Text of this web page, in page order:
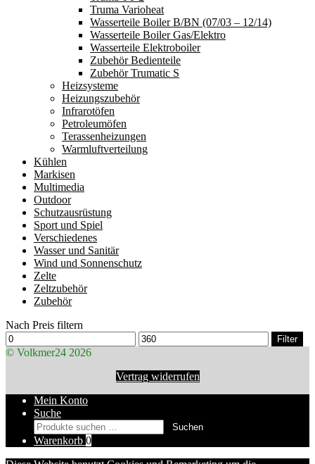
Truma Varioheat
Wasserteile Boiler B/BN (07/03 – 12/14)
Wasserteile Boiler Gas/Elektro
Wasserteile Elektroboiler
Zubehör Bedienteile
Zubehör Trumatic S
Heizsysteme
Heizungszubehör
Infrarotöfen
Petroleumöfen
Terassenheizungen
Warmluftverteilung
Kühlen
Markisen
Multimedia
Outdoor
Schutzausrüstung
Sport und Spiel
Verschiedenes
Wasser und Sanitär
Wind und Sonnenschutz
Zelte
Zeltzubehör
Zubehör
Nach Preis filtern
Min.
Preis
Max.
Preis
Filter
© Volkmer24 2026
Vertrag widerrufen
Mein Konto
Suche
Suchen
nach:
Suchen
Warenkorb 0